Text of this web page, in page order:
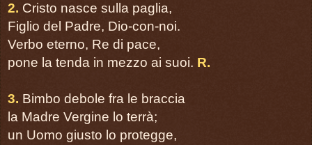
página 71
Benedictio sollemnis
Antiphona mariana
ALMA REDEMPTORIS MATER
Cantus
2. Cristo nasce sulla paglia,
Figlio del Padre, Dio-con-noi.
Verbo eterno, Re di pace,
pone la tenda in mezzo ai suoi. R.
3. Bimbo debole fra le braccia
la Madre Vergine lo terrà;
un Uomo giusto lo protegge,